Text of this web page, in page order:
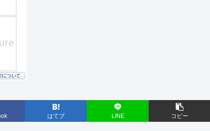
はてブ LINE コピー